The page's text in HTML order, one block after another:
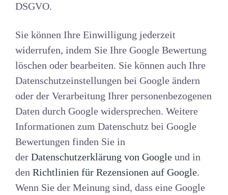
DSGVO.
Sie können Ihre Einwilligung jederzeit
widerrufen, indem Sie Ihre Google Bewertung
löschen oder bearbeiten. Sie können auch Ihre
Datenschutzeinstellungen bei Google ändern
oder der Verarbeitung Ihrer personenbezogenen
Daten durch Google widersprechen. Weitere
Informationen zum Datenschutz bei Google
Bewertungen finden Sie in
der Datenschutzerklärung von Google und in
den Richtlinien für Rezensionen auf Google.
Wenn Sie der Meinung sind, dass eine Google